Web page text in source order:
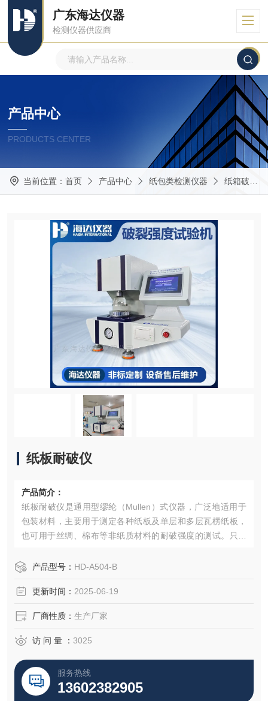
广东海达仪器
检测仪器供应商
产品中心
PRODUCTS CENTER
当前位置： 首页 产品中心 纸包类检测仪器 纸箱破裂强度试验机.
纸板耐破仪
产品简介：
纸板耐破仪是通用型缪纶（Mullen）式仪器，广泛地适用于
包装材料，主要用于测定各种纸板及单层和多层瓦楞纸板，
也可用于丝绸、棉布等非纸质材料的耐破强度的测试。只要
算、储存测试数据、打印，仪器用数字显示并能自动打印测
产品型号： HD-A504-B
更新时间： 2025-06-19
厂商性质： 生产厂家
访 问 量 ： 3025
服务热线
13602382905